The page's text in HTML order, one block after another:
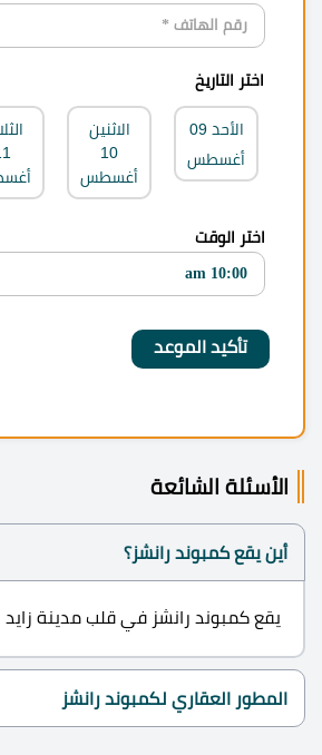
اختر التاريخ
الأحد 09
أغسطس
الاثنين
10
أغسطس
اختر الوقت
الأسئلة الشائعة
أين يقع كمبوند رانشز؟
يقع كمبوند رانشز في قلب مدينة زايد
المطور العقاري لكمبوند رانشز